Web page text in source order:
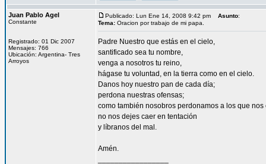
Juan Pablo Agel
Constante
Registrado: 01 Dic 2007
Mensajes: 766
Ubicación: Argentina- Tres
Arroyos
Publicado: Lun Ene 14, 2008 9:42 pm Asunto:
Tema: Oracion por trabajo de mi papa.
Padre Nuestro que estás en el cielo,
santificado sea tu nombre,
venga a nosotros tu reino,
hágase tu voluntad, en la tierra como en el cielo.
Danos hoy nuestro pan de cada día;
perdona nuestras ofensas;
como también nosobros perdonamos a los que nos
no nos dejes caer en tentación
y líbranos del mal.
Amén.